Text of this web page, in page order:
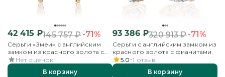
42 415 ₽145 757₽-71%
Серьги «Змеи» с английским
замком из красного золота с
фианитами
Нет оценок
В корзину
93 386₽320 913₽-71%
Серьги с английским замком из
красного золота с фианитами
5.0 1 отзыв
В корзину